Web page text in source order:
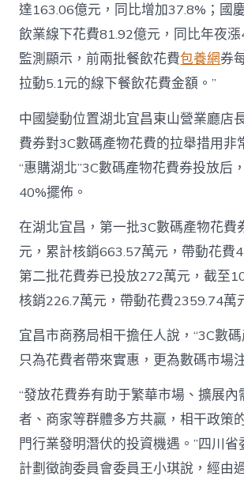
達163.06億元，同比增加37.8%；國
飲業線下花費81.92億元，同比年夜漲
監測顯示，前兩批餐飲花費包養網券
拉動5.1元的線下餐飲花費金額。”
中國變動位置湖北宜昌東山營業廳店
費券對3C數碼產物花費的拉舉措用非
“惠購湖北”3C數碼產物花費券投放后
40%擺佈。
在湖北宜昌，第一批3C數碼產物花費
元，累計核銷663.57萬元，帶動花費
第二批花費券已投放272萬元，截至
核銷226.7萬元，帶動花費2359.74萬
宜昌市商務局相干擔任人說，“3C數
只為花費者帶來實惠，更為數碼市場
“發放花費券有助于繁華市場、擴展內
者、商家等群體多方共贏，相干政策
門行業發明潛伏的投資機遇。”四川
計劃徵詢委員會委員王小琪說，經由